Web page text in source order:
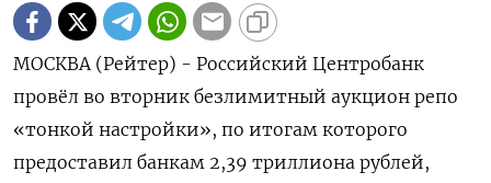
МОСКВА (Рейтер) - Российский Центробанк
провёл во вторник безлимитный аукцион репо
«тонкой настройки», по итогам которого
предоставил банкам 2,39 триллиона рублей,